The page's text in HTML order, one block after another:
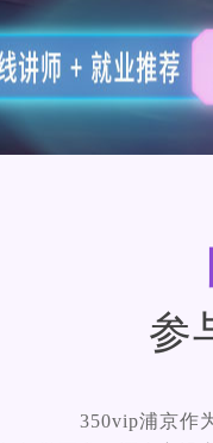
参
350vip浦京作